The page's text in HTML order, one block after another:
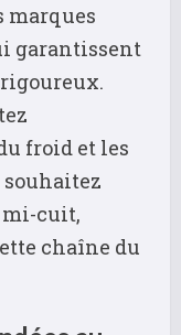
marques
garantissent
froid et les
souhaitez
mi-cuit,
chaîne du